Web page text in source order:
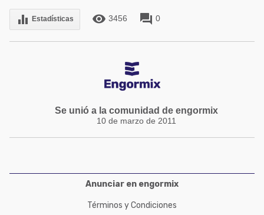
equalizer Estadísticas remove_red_eye 3456 forum 0
Se unió a la comunidad de engormix
10 de marzo de 2011
Anunciar en engormix
Términos y Condiciones